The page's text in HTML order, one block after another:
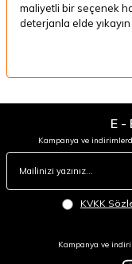
maliyetli bir seçenek
deterjanla elde yıkayın
E -
Kampanya ve
KVKK
Kampanya ve